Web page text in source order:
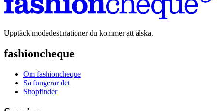
Upptäck modedestinationer du kommer att älska.
fashioncheque
Om fashioncheque
Så fungerar det
Shopfinder